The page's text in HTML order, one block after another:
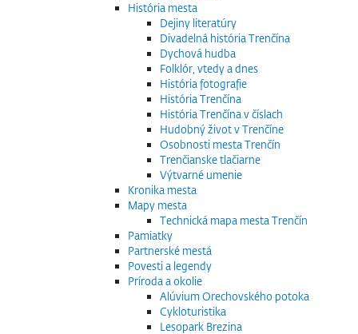
História mesta
Dejiny literatúry
Divadelná história Trenčína
Dychová hudba
Folklór, vtedy a dnes
História fotografie
História Trenčína
História Trenčína v číslach
Hudobný život v Trenčíne
Osobnosti mesta Trenčín
Trenčianske tlačiarne
Výtvarné umenie
Kronika mesta
Mapy mesta
Technická mapa mesta Trenčín
Pamiatky
Partnerské mestá
Povesti a legendy
Príroda a okolie
Alúvium Orechovského potoka
Cykloturistika
Lesopark Brezina